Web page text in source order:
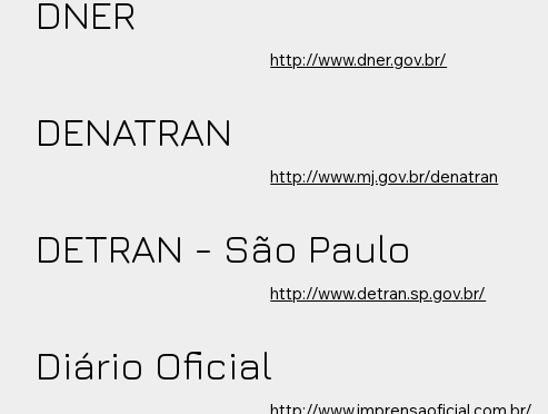
http://www.dner.gov.br/
DNER
http://www.mj.gov.br/denatran
DENATRAN
http://www.detran.sp.gov.br/
DETRAN - São Paulo
http://www.imprensaoficial.com.br/
Diário Oficial